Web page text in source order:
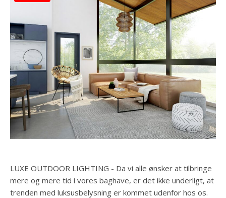
LUXE OUTDOOR LIGHTING - Da vi alle ønsker at tilbringe
mere og mere tid i vores baghave, er det ikke underligt, at
trenden med luksusbelysning er kommet udenfor hos os.